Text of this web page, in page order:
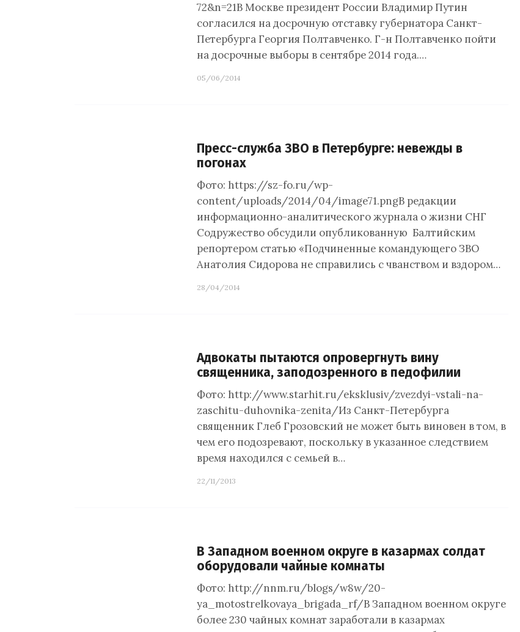
72&n=21В Москве президент России Владимир Путин
согласился на досрочную отставку губернатора Санкт-
Петербурга Георгия Полтавченко. Г-н Полтавченко пойти
на досрочные выборы в сентябре 2014 года.…
05/06/2014
Пресс-служба ЗВО в Петербурге: невежды в
погонах
Фото: https://sz-fo.ru/wp-
content/uploads/2014/04/image71.pngВ редакции
информационно-аналитического журнала о жизни СНГ
Содружество обсудили опубликованную Балтийским
репортером статью «Подчиненные командующего ЗВО
Анатолия Сидорова не справились с чванством и вздором…
28/04/2014
Адвокаты пытаются опровергнуть вину
священника, заподозренного в педофилии
Фото: http://www.starhit.ru/eksklusiv/zvezdyi-vstali-na-
zaschitu-duhovnika-zenita/Из Санкт-Петербурга
священник Глеб Грозовский не может быть виновен в том, в
чем его подозревают, поскольку в указанное следствием
время находился с семьей в…
22/11/2013
В Западном военном округе в казармах солдат
оборудовали чайные комнаты
Фото: http://nnm.ru/blogs/w8w/20-
ya_motostrelkovaya_brigada_rf/В Западном военном округе
более 230 чайных комнат заработали в казармах